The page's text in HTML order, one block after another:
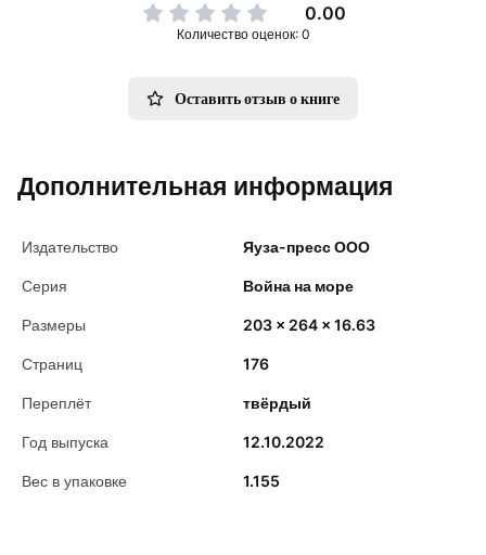
0.00
Количество оценок: 0
Оставить отзыв о книге
Дополнительная информация
Издательство Яуза-пресс ООО
Серия Война на море
Размеры 203 x 264 x 16.63
Страниц 176
Переплёт твёрдый
Год выпуска 12.10.2022
Вес в упаковке 1.155